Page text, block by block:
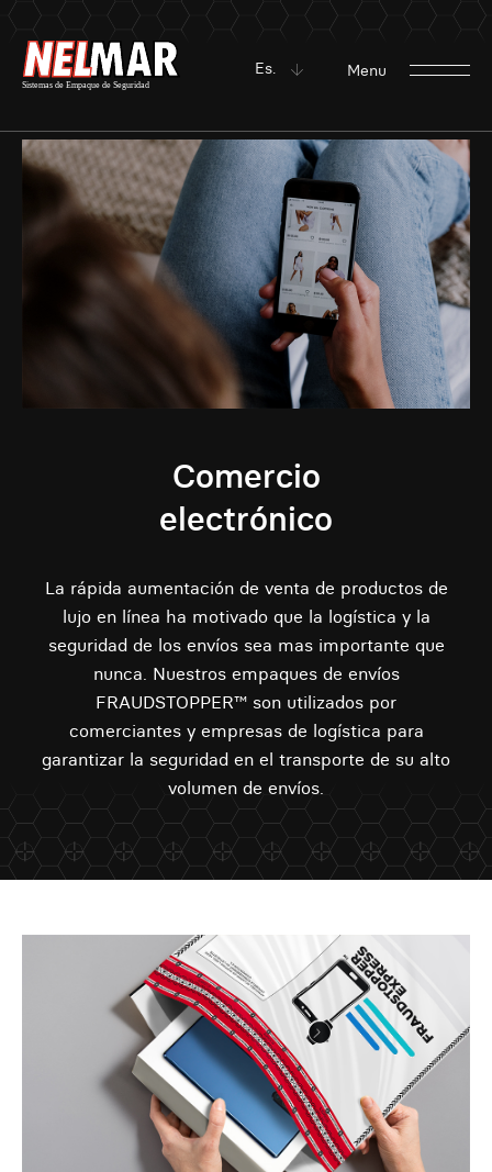
Es. Menu
Comercio
electrónico
La rápida aumentación de venta de productos de
lujo en línea ha motivado que la logística y la
seguridad de los envíos sea mas importante que
nunca. Nuestros empaques de envíos
FRAUDSTOPPER™ son utilizados por
comerciantes y empresas de logística para
garantizar la seguridad en el transporte de su alto
volumen de envíos.